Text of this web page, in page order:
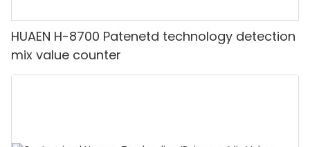
HUAEN H-8700 Patenetd technology detection
mix value counter